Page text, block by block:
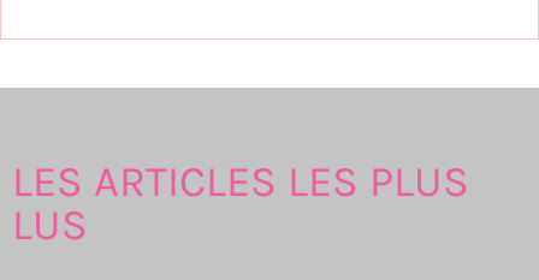
LES ARTICLES LES PLUS
LUS